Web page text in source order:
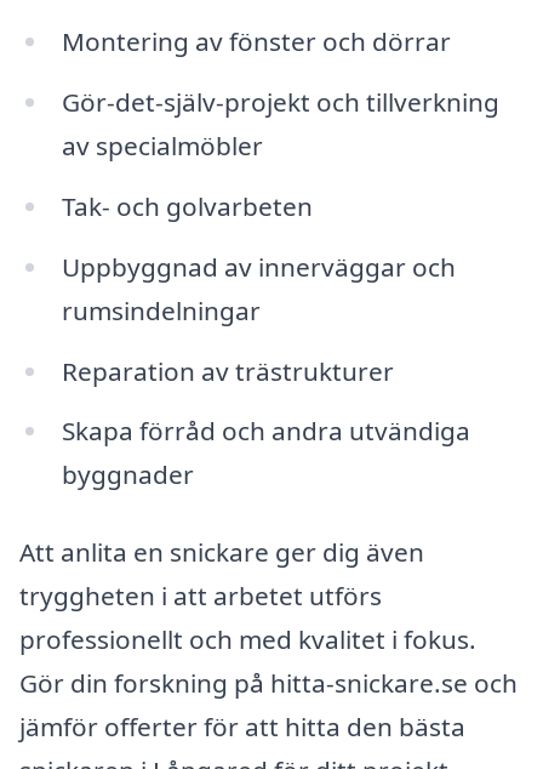
Montering av fönster och dörrar
Gör-det-själv-projekt och tillverkning
av specialmöbler
Tak- och golvarbeten
Uppbyggnad av innerväggar och
rumsindelningar
Reparation av trästrukturer
Skapa förråd och andra utvändiga
byggnader
Att anlita en snickare ger dig även
tryggheten i att arbetet utförs
professionellt och med kvalitet i fokus.
Gör din forskning på hitta-snickare.se och
jämför offerter för att hitta den bästa